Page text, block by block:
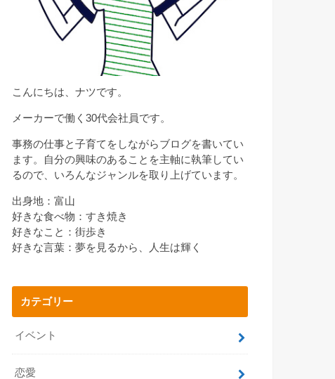
こんにちは、ナツです。
メーカーで働く30代会社員です。
事務の仕事と子育てをしながらブログを書いてい
ます。自分の興味のあることを主軸に執筆してい
るので、いろんなジャンルを取り上げています。
出身地：富山
好きな食べ物：すき焼き
好きなこと：街歩き
好きな言葉：夢を見るから、人生は輝く
カテゴリー
イベント
恋愛